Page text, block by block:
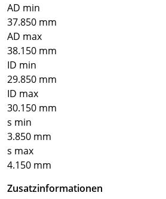
AD min
37.850 mm
AD max
38.150 mm
ID min
29.850 mm
ID max
30.150 mm
s min
3.850 mm
s max
4.150 mm
Zusatzinformationen